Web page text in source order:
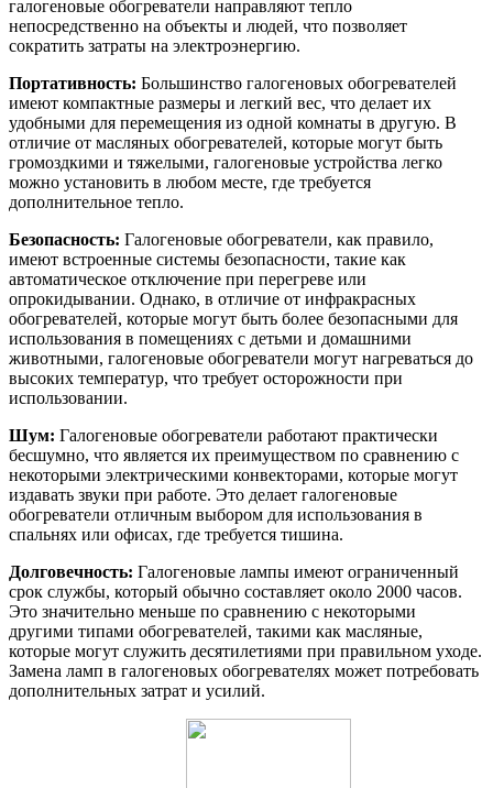
галогеновые обогреватели направляют тепло
непосредственно на объекты и людей, что позволяет
сократить затраты на электроэнергию.
Портативность: Большинство галогеновых обогревателей
имеют компактные размеры и легкий вес, что делает их
удобными для перемещения из одной комнаты в другую. В
отличие от масляных обогревателей, которые могут быть
громоздкими и тяжелыми, галогеновые устройства легко
можно установить в любом месте, где требуется
дополнительное тепло.
Безопасность: Галогеновые обогреватели, как правило,
имеют встроенные системы безопасности, такие как
автоматическое отключение при перегреве или
опрокидывании. Однако, в отличие от инфракрасных
обогревателей, которые могут быть более безопасными для
использования в помещениях с детьми и домашними
животными, галогеновые обогреватели могут нагреваться до
высоких температур, что требует осторожности при
использовании.
Шум: Галогеновые обогреватели работают практически
бесшумно, что является их преимуществом по сравнению с
некоторыми электрическими конвекторами, которые могут
издавать звуки при работе. Это делает галогеновые
обогреватели отличным выбором для использования в
спальнях или офисах, где требуется тишина.
Долговечность: Галогеновые лампы имеют ограниченный
срок службы, который обычно составляет около 2000 часов.
Это значительно меньше по сравнению с некоторыми
другими типами обогревателей, такими как масляные,
которые могут служить десятилетиями при правильном уходе.
Замена ламп в галогеновых обогревателях может потребовать
дополнительных затрат и усилий.